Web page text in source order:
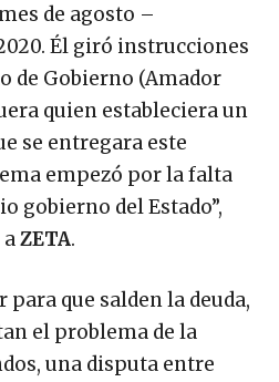
de agosto –
Él giró instrucciones
de Gobierno (Amador
quien estableciera un
se entregara este
empezó por la falta
gobierno del Estado”,
ZETA.
que salden la deuda,
el problema de la
una disputa entre